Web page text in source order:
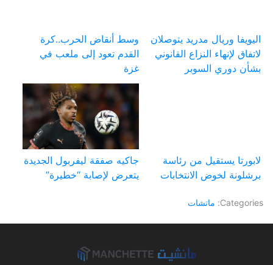
اليويفا وريال مدريد يتوصلان
لاتفاق لإنهاء النزاع القانوني
بشأن دوري السوبر
وسط أنقاض الحرب..كرة
القدم تعود إلى ملعب في
غزة
لابورتا يستقيل من رئاسة
برشلونة لخوض الانتخابات
جاكيه صفقة ليفربول الجديدة
يتعرض لإصابة “خطيرة”
Categories: ماتشات